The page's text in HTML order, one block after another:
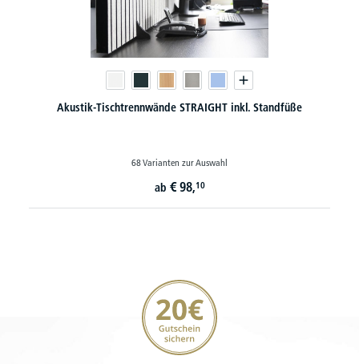
Akustik-Tischtrennwände STRAIGHT inkl. Standfüße
68 Varianten zur Auswahl
ab € 98,10
20€ Gutschein sichern